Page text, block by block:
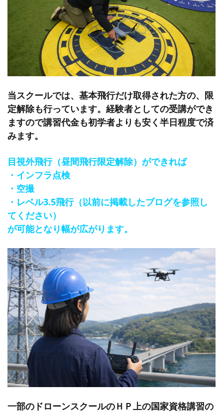
当スクールでは、基本飛行だけ取得された方の、限
定解除も行っています。経験者としての受講ができ
ますので講習代金も初学者よりも安く半日程度で済
みます。
目視外飛行（昼間飛行限定解除）ができれば
・インフラ点検
・空撮
・レベル3.5飛行（以前に掲載したブログを参照し
てください）
が可能となり幅が広がります。
一部のドローンスクールのＨＰ上の国家資格講習の